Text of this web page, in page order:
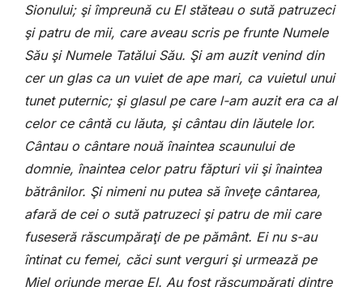
Sionului; şi împreună cu El stăteau o sută patruzeci
şi patru de mii, care aveau scris pe frunte Numele
Său şi Numele Tatălui Său. Şi am auzit venind din
cer un glas ca un vuiet de ape mari, ca vuietul unui
tunet puternic; şi glasul pe care l-am auzit era ca al
celor ce cântă cu lăuta, şi cântau din lăutele lor.
Cântau o cântare nouă înaintea scaunului de
domnie, înaintea celor patru făpturi vii şi înaintea
bătrânilor. Şi nimeni nu putea să înveţe cântarea,
afară de cei o sută patruzeci şi patru de mii care
fuseseră răscumpăraţi de pe pământ. Ei nu s-au
întinat cu femei, căci sunt verguri şi urmează pe
Miel oriunde merge El. Au fost răscumpăraţi dintre